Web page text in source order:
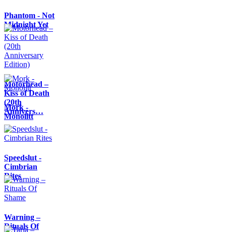
Phantom - Not
Midnight Yet
Motörhead –
Kiss of Death
(20th
Annivers…
Mork -
Monolitt
Speedslut -
Cimbrian
Rites
Warning –
Rituals Of